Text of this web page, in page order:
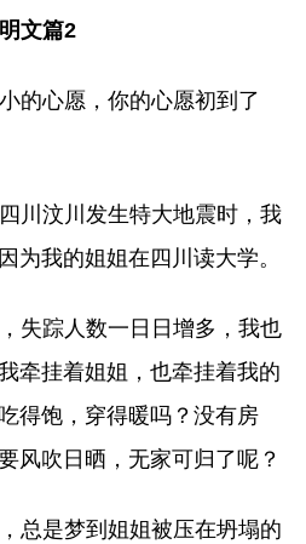
文篇2
的心愿，你的心愿初到了
川汶川发生特大地震时，我
为我的姐姐在四川读大学。
失踪人数一日日增多，我也
牵挂着姐姐，也牵挂着我的
得饱，穿得暖吗？没有房
风吹日晒，无家可归了呢？
总是梦到姐姐被压在坍塌的